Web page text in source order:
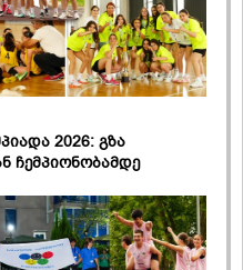
2026: გზა
ჩემპიონობამდე